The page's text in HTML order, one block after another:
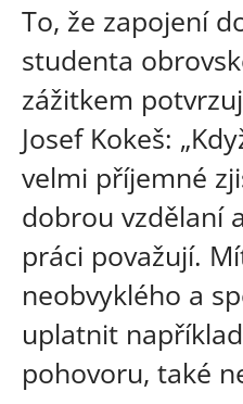
To, že zapojení
studenta
zážitkem
Josef Kokeš:
velmi příjemné
dobrou vzdělaní
práci považují.
neobvyklého a
uplatnit
pohovoru, také